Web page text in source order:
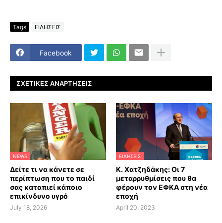
Tags ΕΙΔΗΣΕΙΣ
Facebook
ΣΧΕΤΙΚΈΣ ΑΝΑΡΤΉΣΕΙΣ
NEWS
Δείτε τι να κάνετε σε
περίπτωση που το παιδί
σας καταπιεί κάποιο
επικίνδυνο υγρό
July 18, 2026
ΕΙΔΗΣΕΙΣ
Κ. Χατζηδάκης: Οι 7
μεταρρυθμίσεις που θα
φέρουν τον ΕΦΚΑ στη νέα
εποχή
April 20, 2023